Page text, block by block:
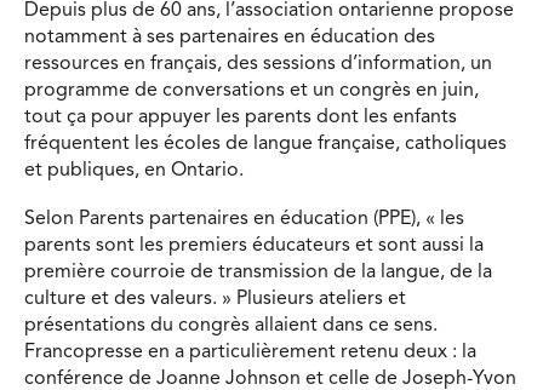
Depuis plus de 60 ans, l’association ontarienne propose
notamment à ses partenaires en éducation des
ressources en français, des sessions d’information, un
programme de conversations et un congrès en juin,
tout ça pour appuyer les parents dont les enfants
fréquentent les écoles de langue française, catholiques
et publiques, en Ontario.
Selon Parents partenaires en éducation (PPE), « les
parents sont les premiers éducateurs et sont aussi la
première courroie de transmission de la langue, de la
culture et des valeurs. » Plusieurs ateliers et
présentations du congrès allaient dans ce sens.
Francopresse en a particulièrement retenu deux : la
conférence de Joanne Johnson et celle de Joseph-Yvon